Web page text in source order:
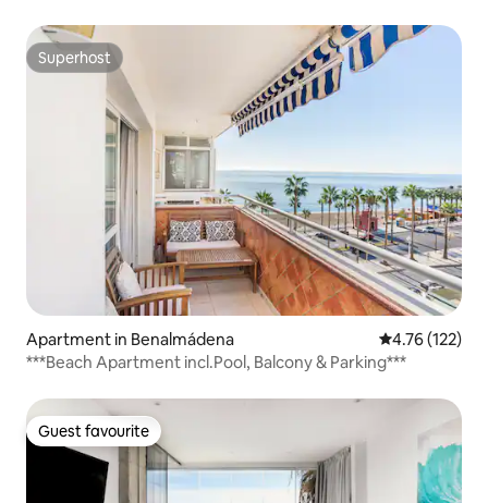
Superhost
Superhost
Apartment in Benalmádena 4.76 out of 5
4.76 (122)
***Beach Apartment incl.Pool, Balcony & Parking***
Guest favourite
Guest favourite